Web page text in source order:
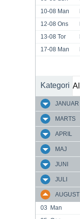
10-08 Man
12-08 Ons
13-08 Tor
17-08 Man
Kategori
JANUAR
MARTS
APRIL
MAJ
JUNI
JULI
AUGUST
03
Man